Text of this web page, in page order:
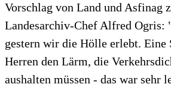
Vorschlag von Land und Asfinag
Landesarchiv-Chef Alfred Ogris:
gestern wir die Hölle erlebt. Eine
Herren den Lärm, die
aushalten müssen - das war sehr